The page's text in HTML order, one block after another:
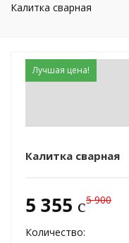
Калитка сварная
Лучшая цена!
Калитка сварная
5 355 c5 900
Количество: